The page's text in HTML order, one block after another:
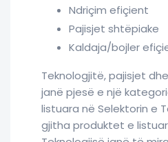
Ndriçim efiçient
Pajisjet shtëpiake
Kaldaja/bojler
Teknologjitë, pajisjet
janë pjesë e një
listuara në Selektorin e
gjitha produktet e